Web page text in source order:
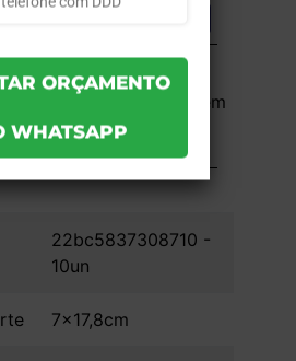
- 1x1 - 7x17,8cm - Sem
22bc5837308710 -
10un
7x17,8cm